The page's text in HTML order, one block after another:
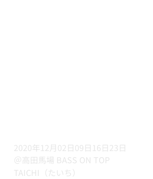
2020年12月02日09日16日23日
＠高田馬場 BASS ON TOP
TAICHI（たいち）